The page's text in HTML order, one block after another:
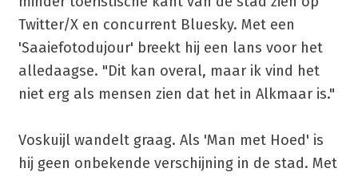
Twitter/X en concurrent Bluesky. Met een
'Saaiefotodujour' breekt hij een lans voor het
alledaagse. "Dit kan overal, maar ik vind het
niet erg als mensen zien dat het in Alkmaar is."
Voskuijl wandelt graag. Als 'Man met Hoed' is
hij geen onbekende verschijning in de stad. Met